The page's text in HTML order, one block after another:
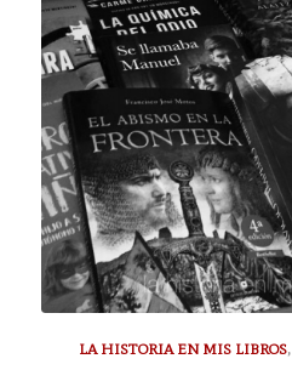
LA HISTORIA EN MIS LIBROS,